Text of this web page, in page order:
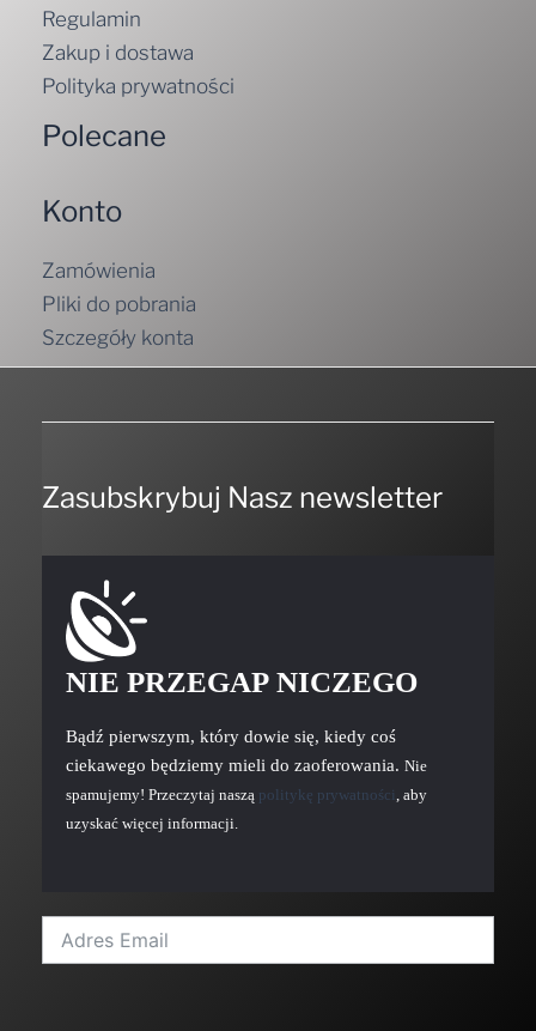
Regulamin
Zakup i dostawa
Polityka prywatności
Polecane
Konto
Zamówienia
Pliki do pobrania
Szczegóły konta
Zasubskrybuj Nasz newsletter
NIE PRZEGAP NICZEGO
Bądź pierwszym, który dowie się, kiedy coś
ciekawego będziemy mieli do zaoferowania. Nie
spamujemy! Przeczytaj naszą politykę prywatności, aby
uzyskać więcej informacji.